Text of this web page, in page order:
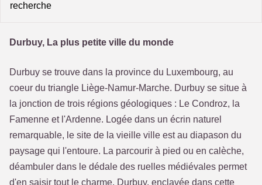
recherche
Durbuy, La plus petite ville du monde
Durbuy se trouve dans la province du Luxembourg, au
coeur du triangle Liège-Namur-Marche. Durbuy se situe à
la jonction de trois régions géologiques : Le Condroz, la
Famenne et l'Ardenne. Logée dans un écrin naturel
remarquable, le site de la vieille ville est au diapason du
paysage qui l'entoure. La parcourir à pied ou en calèche,
déambuler dans le dédale des ruelles médiévales permet
d'en saisir tout le charme. Durbuy, enclavée dans cette